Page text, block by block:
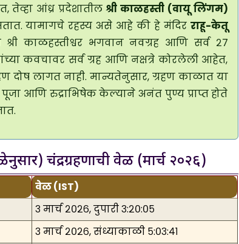
तेव्हा आंध्र प्रदेशातीलश्री काळहस्ती (वायू लिंगम)
यामागचे रहस्य असे आहे की हे मंदिर राहू-केतू
काळहस्तीश्वर भगवान नवग्रह आणि सर्व २७
कवचावर सर्व ग्रह आणि नक्षत्रे कोरलेली आहेत,
दोष लागत नाही. मान्यतेनुसार, ग्रहण काळात या
आणि रुद्राभिषेक केल्याने अनंत पुण्य प्राप्त होते
चंद्रग्रहणाची वेळ (मार्च २०२६)
वेळ (IST)
३ मार्च २०२६, दुपारी ३:२०:०५
३ मार्च २०२६, संध्याकाळी ५:०३:४१